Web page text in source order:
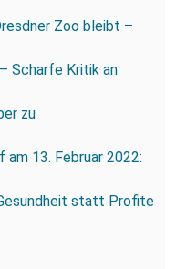
Zoo bleibt –
Scharfe Kritik an
zu
13. Februar 2022:
statt Profite